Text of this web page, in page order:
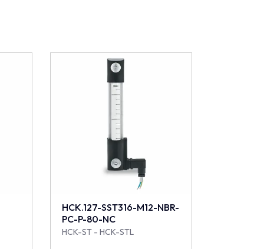
HCK.127-SST316-M12-NBR-
PC-P-80-NC
HCK-ST - HCK-STL